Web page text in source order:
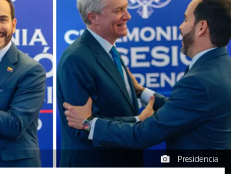
Presidencia